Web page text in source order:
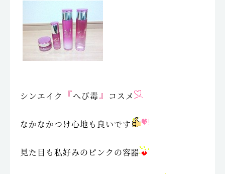
シンエイク へび毒 コスメ
なかなかつけ心地も良いです
見た目も私好みのピンクの容器